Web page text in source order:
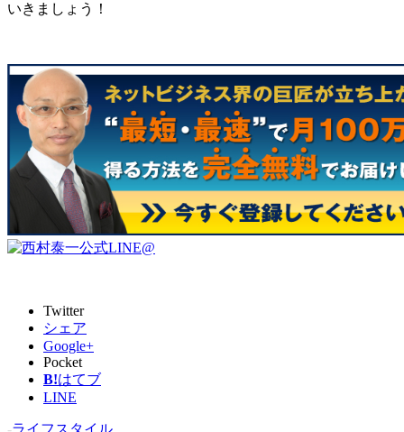
いきましょう！
Twitter
シェア
Google+
Pocket
B!はてブ
LINE
-ライフスタイル